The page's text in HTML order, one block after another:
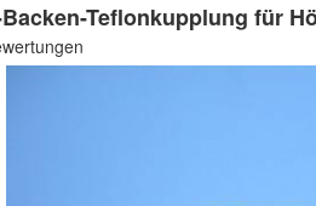
Teflonkupplung für